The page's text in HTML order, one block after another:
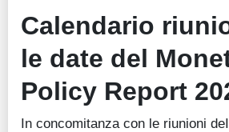
Calendario
le date del
Policy Report
In concomitanza con le riunioni